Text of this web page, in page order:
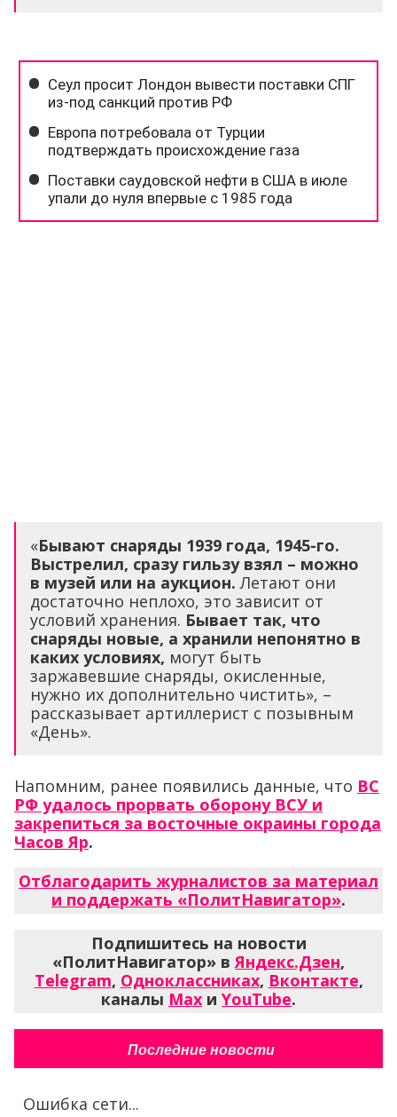
«Бывают снаряды 1939 года, 1945-го.
Выстрелил, сразу гильзу взял – можно
в музей или на аукцион. Летают они
достаточно неплохо, это зависит от
условий хранения. Бывает так, что
снаряды новые, а хранили непонятно в
каких условиях, могут быть
заржавевшие снаряды, окисленные,
нужно их дополнительно чистить», –
рассказывает артиллерист с позывным
«День».
Напомним, ранее появились данные, что ВС
РФ удалось прорвать оборону ВСУ и
закрепиться за восточные окраины города
Часов Яр.
Отблагодарить журналистов за материал
и поддержать «ПолитНавигатор».
Подпишитесь на новости
«ПолитНавигатор» в Яндекс.Дзен,
Telegram, Одноклассниках, Вконтакте,
каналы Max и YouTube.
Последние новости
Ошибка сети...